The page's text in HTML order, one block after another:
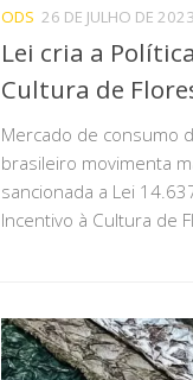
ODS 26 DE JULHO DE 2023
Lei cria a
Cultura de
Mercado de consumo
brasileiro movimenta
sancionada a Lei
Incentivo à Cultura de